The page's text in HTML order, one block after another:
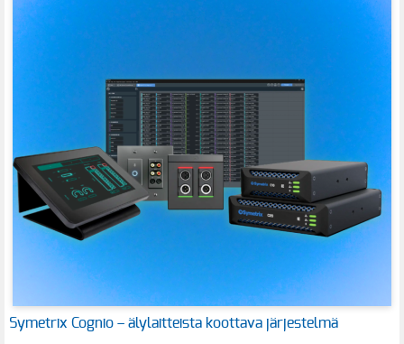
Symetrix Cognio – älylaitteista koottava järjestelmä